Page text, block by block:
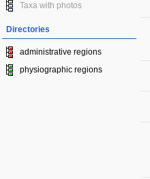
Taxa with photos
Directories
administrative regions
physiographic regions